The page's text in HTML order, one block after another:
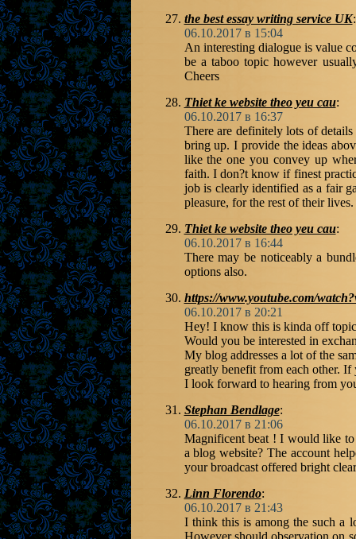
the best essay writing service UK:
06.10.2017 в 15:04
An interesting dialogue is value
be a taboo topic however
Cheers
Thiet ke website theo yeu cau:
06.10.2017 в 16:37
There are definitely lots of
bring up. I provide the ideas
like the one you convey up
faith. I don?t know if finest
job is clearly identified as a fair
pleasure, for the rest of their lives.
Thiet ke website theo yeu cau:
06.10.2017 в 16:44
There may be noticeably a
options also.
https://www.youtube.com/
06.10.2017 в 20:21
Hey! I know this is kinda off
Would you be interested in
My blog addresses a lot of the
greatly benefit from each other. If
I look forward to hearing from
Stephan Bendlage:
06.10.2017 в 21:06
Magnificent beat ! I would like
a blog website? The account
your broadcast offered bright
Linn Florendo:
06.10.2017 в 21:43
I think this is among the such a
However should observation on